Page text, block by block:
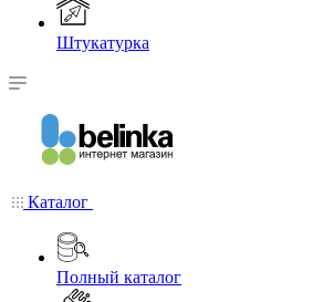
Штукатурка
Каталог
Полный каталог